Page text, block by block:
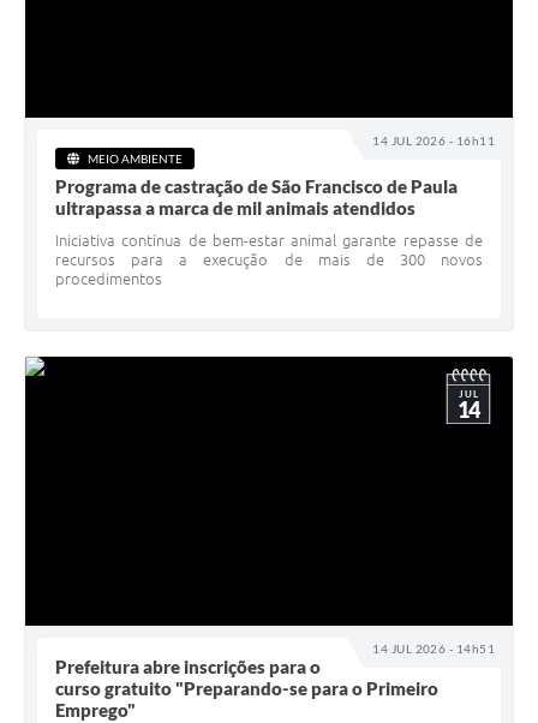
14 JUL 2026 - 16h11
MEIO AMBIENTE
Programa de castração de São Francisco de Paula
ultrapassa a marca de mil animais atendidos
Iniciativa contínua de bem-estar animal garante repasse de
recursos para a execução de mais de 300 novos
procedimentos
14 JUL 2026 - 14h51
JUL
14
Prefeitura abre inscrições para o
curso gratuito "Preparando-se para o Primeiro
Emprego"